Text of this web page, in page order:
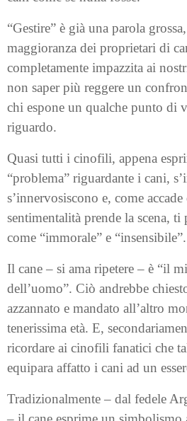
“Gestire” è già una parola
maggioranza dei proprietari di
completamente impazzita ai
non saper più reggere un
chi espone un qualche punto di
riguardo.
Quasi tutti i cinofili, appena
“problema” riguardante i cani,
s’innervosiscono e, come
sentimentalità prende la scena,
come “immorale” e “insensibile”.
Il cane – si ama ripetere – è “il
dell’uomo”. Ciò andrebbe
azzannato e mandato all’altro
tenerissima età. E,
ricordare ai cinofili fanatici che
equipara affatto i cani ad un
Tradizionalmente – dal fedele